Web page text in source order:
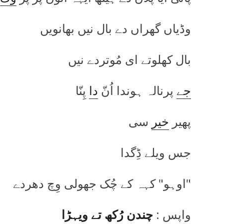
وڈیاں گھراں دے بال نیں بھانویں
بال کھلوتے ای مُوتردے نیں
جے پرنالہ ہوندا اُنّ دا پِنّا
پھیر خیر سی
جس ویلے ڈِگدا
"اوہو" کہہ کے چُک جھولی وِچ دھردے
واپس : چندن رُکھ تے ویہڑا